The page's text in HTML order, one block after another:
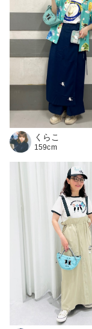
くらこ
159cm